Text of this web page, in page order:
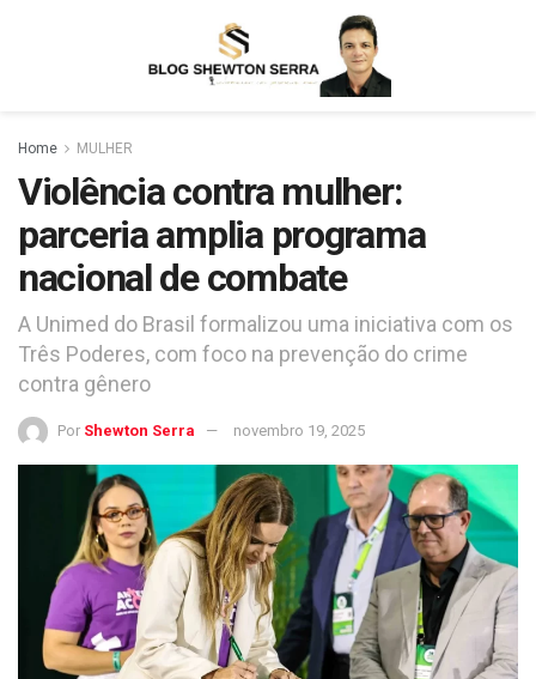
Home MULHER
Violência contra mulher:
parceria amplia programa
nacional de combate
A Unimed do Brasil formalizou uma iniciativa com os
Três Poderes, com foco na prevenção do crime
contra gênero
Por Shewton Serra novembro 19, 2025